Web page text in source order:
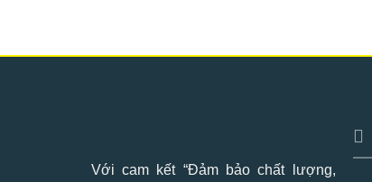
Với cam kết “Đảm bảo chất lượng,